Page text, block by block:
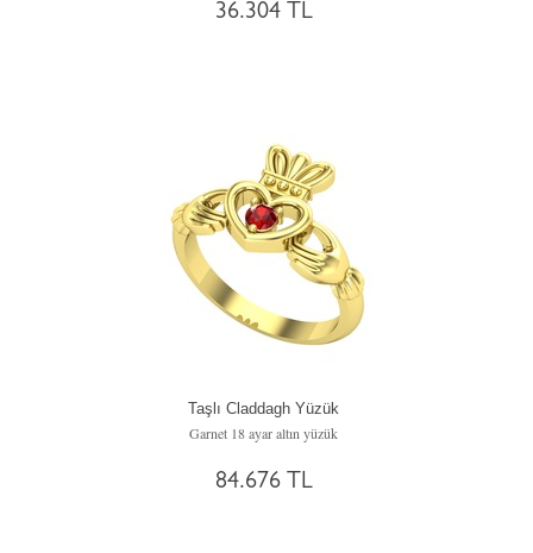
36.304 TL
Taşlı Claddagh Yüzük
Garnet 18 ayar altın yüzük
84.676 TL